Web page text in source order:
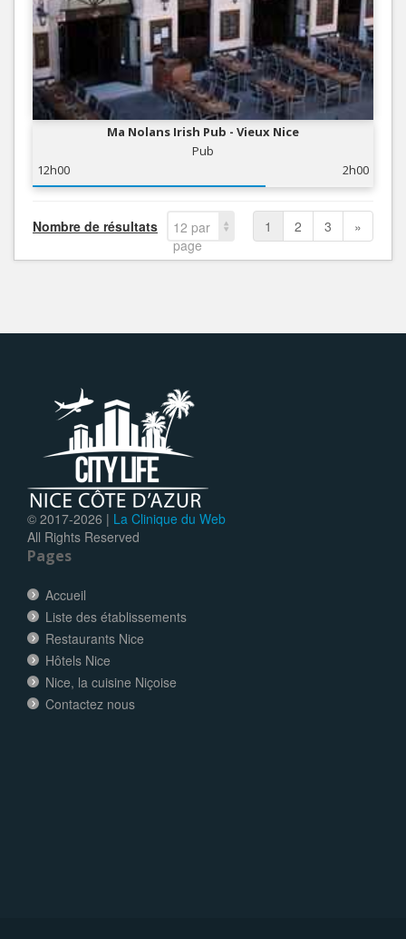
Ma Nolans Irish Pub - Vieux Nice
Pub
12h00
2h00
Nombre de résultats
12 par
page
1 2 3 »
© 2017-2026 | La Clinique du Web
All Rights Reserved
Pages
Accueil
Liste des établissements
Restaurants Nice
Hôtels Nice
Nice, la cuisine Niçoise
Contactez nous